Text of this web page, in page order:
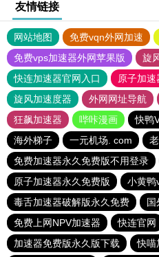
友情链接
网站地图 免费vqn外网加速
免费vps加速器外网苹果版
旋
快连加速器官网入口
原子加速
旋风加速度器
外网网址导航
狂飙加速器
哔咔漫画 快鸭
海外梯子
一元机场. com
免费加速器永久免费版不用登录
原子加速器永久免费版
小黄鸭
毒舌加速器破解版永久免费
国
免费上网NPV加速器
快连官网
加速器免费版永久版下载
快喵